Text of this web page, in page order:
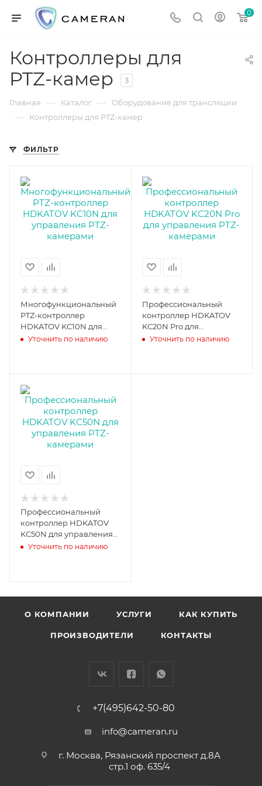
0
Контроллеры для
PTZ-камер
3
Главная — Каталог — Оборудование для трансляции
— Контроллеры для PTZ-камер
ФИЛЬТР
Многофункциональный
PTZ-контроллер
HDKATOV KC10N для
управления PTZ-
Уточнить по наличию
Профессиональный
контроллер HDKATOV
KC20N Pro для
управления PTZ-
Уточнить по наличию
Профессиональный
контроллер HDKATOV
KC50N для управления
PTZ-камерами
Уточнить по наличию
О КОМПАНИИ УСЛУГИ КАК КУПИТЬ
ПРОИЗВОДИТЕЛИ КОНТАКТЫ
+7(495)642-50-80
info@cameran.ru
г. Москва, Рязанский проспект д.8А
стр.1 оф. 635/4